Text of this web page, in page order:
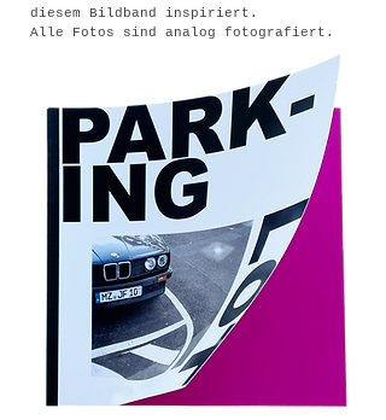
diesem Bildband inspiriert.
Alle Fotos sind analog fotografiert.